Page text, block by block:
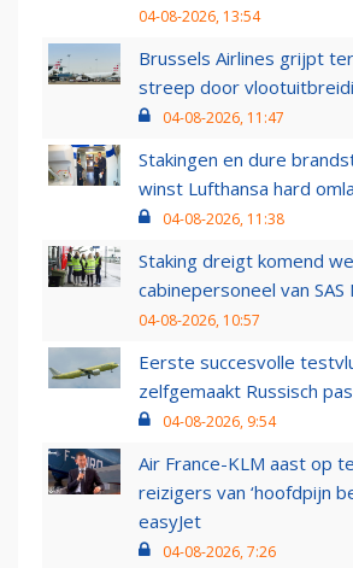
04-08-2026, 13:54
Brussels Airlines grijpt
streep door
04-08-2026, 11:47
Stakingen en dure
winst Lufthansa hard
04-08-2026, 11:38
Staking dreigt komend
cabinepersoneel van
04-08-2026, 10:57
Eerste succesvolle
zelfgemaakt Russisch
04-08-2026, 9:54
Air France-KLM aast op
reizigers van ‘hoofdpijn
easyJet
04-08-2026, 7:26